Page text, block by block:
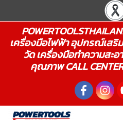
เครื่องมือไฟฟ้า อุปกรณ์เสริ
วัด เครื่องมือทำความสะอ
คุณภาพ CALL